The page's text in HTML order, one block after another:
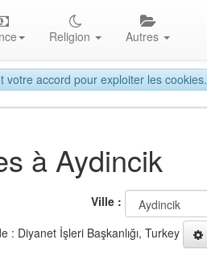
votre accord pour exploiter les cookies.
Religion Autres
à Aydincik
Ville :
: Diyanet İşleri Başkanlığı, Turkey